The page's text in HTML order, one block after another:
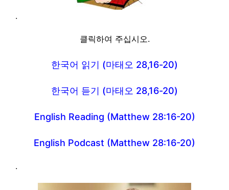
.
클릭하여 주십시오.
한국어 읽기 (마태오 28,16-20)
한국어 듣기 (마태오 28,16-20)
English Reading (Matthew 28:16-20)
English Podcast (Matthew 28:16-20)
.